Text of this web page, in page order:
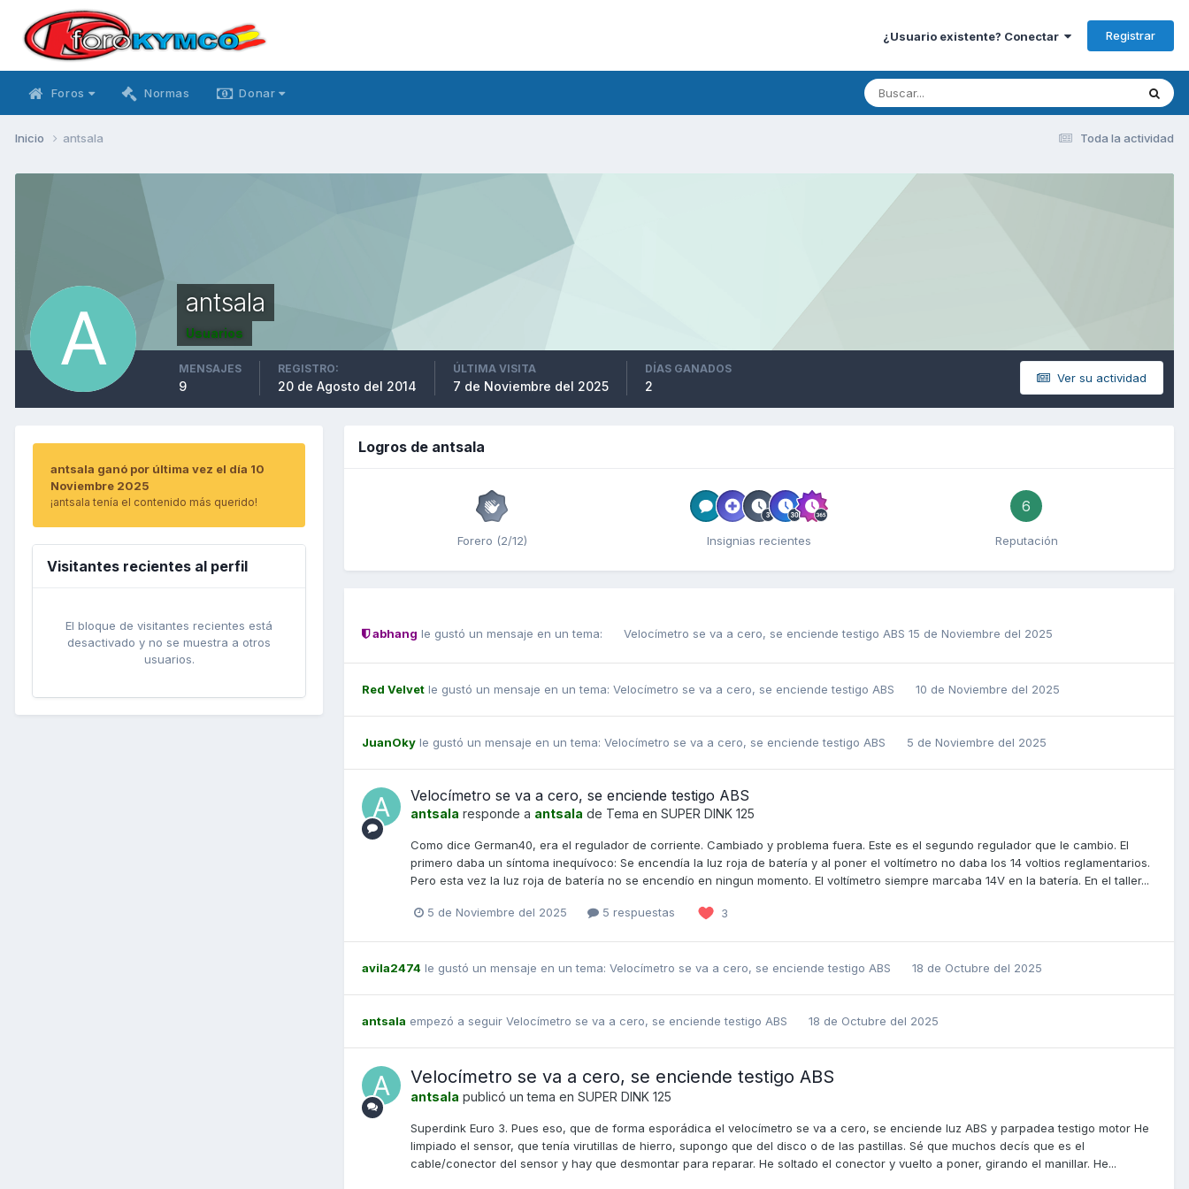
¿Usuario existente? Conectar Registrar
Foros Normas Donar
Toda la actividad
Inicio antsala
antsala
Usuarios
Ver su actividad
MENSAJES
9
REGISTRO:
20 de Agosto del 2014
ÚLTIMA VISITA
7 de Noviembre del 2025
DÍAS GANADOS
2
antsala ganó por última vez el día 10
Noviembre 2025
¡antsala tenía el contenido más querido!
Visitantes recientes al perfil
El bloque de visitantes recientes está
desactivado y no se muestra a otros
usuarios.
Logros de antsala
Forero (2/12) Insignias recientes
6
Reputación
abhang le gustó un mensaje en un tema: Velocímetro se va a cero, se enciende testigo ABS 15 de Noviembre del 2025
Red Velvet le gustó un mensaje en un tema: Velocímetro se va a cero, se enciende testigo ABS 10 de Noviembre del 2025
JuanOky le gustó un mensaje en un tema: Velocímetro se va a cero, se enciende testigo ABS 5 de Noviembre del 2025
Velocímetro se va a cero, se enciende testigo ABS
antsala responde a antsala de Tema en SUPER DINK 125
Como dice German40, era el regulador de corriente. Cambiado y problema fuera. Este es el segundo regulador que le cambio. El
primero daba un síntoma inequívoco: Se encendía la luz roja de batería y al poner el voltímetro no daba los 14 voltios reglamentarios.
Pero esta vez la luz roja de batería no se encendío en ningun momento. El voltímetro siempre marcaba 14V en la batería. En el taller...
5 de Noviembre del 2025 5 respuestas 3
avila2474 le gustó un mensaje en un tema: Velocímetro se va a cero, se enciende testigo ABS 18 de Octubre del 2025
antsala empezó a seguir Velocímetro se va a cero, se enciende testigo ABS 18 de Octubre del 2025
Velocímetro se va a cero, se enciende testigo ABS
antsala publicó un tema en SUPER DINK 125
Superdink Euro 3. Pues eso, que de forma esporádica el velocímetro se va a cero, se enciende luz ABS y parpadea testigo motor He
limpiado el sensor, que tenía virutillas de hierro, supongo que del disco o de las pastillas. Sé que muchos decís que es el
cable/conector del sensor y hay que desmontar para reparar. He soltado el conector y vuelto a poner, girando el manillar. He...